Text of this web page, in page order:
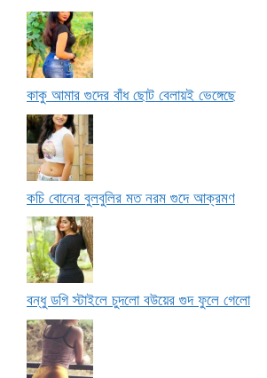
কাকু আমার গুদের বাঁধ ছোট বেলায়ই ভেঙ্গেছে
কচি বোনের বুলবুলির মত নরম গুদে আক্রমণ
বন্ধু ডগি স্টাইলে চুদলো বউয়ের গুদ ফুলে গেলো